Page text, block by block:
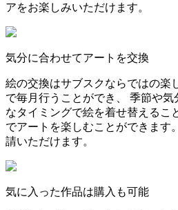
アをお楽しみいただけます。
気分に合わせてアートを交換
絵の交換はサブスクならではの楽
で毎月行うことができ、 季節や気
なタイミングで絵を着せ替えるこ
でアートを楽しむことができます
請いただけます。
気に入った作品は購入も可能